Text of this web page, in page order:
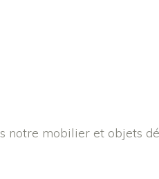
notre mobilier et objets